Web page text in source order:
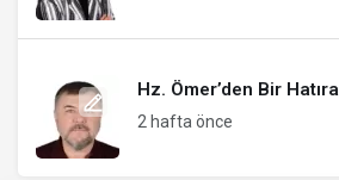
Hz. Ömer’den Bir Hatıra
2 hafta önce